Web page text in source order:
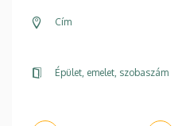
Cím
Épület, emelet, szobaszám